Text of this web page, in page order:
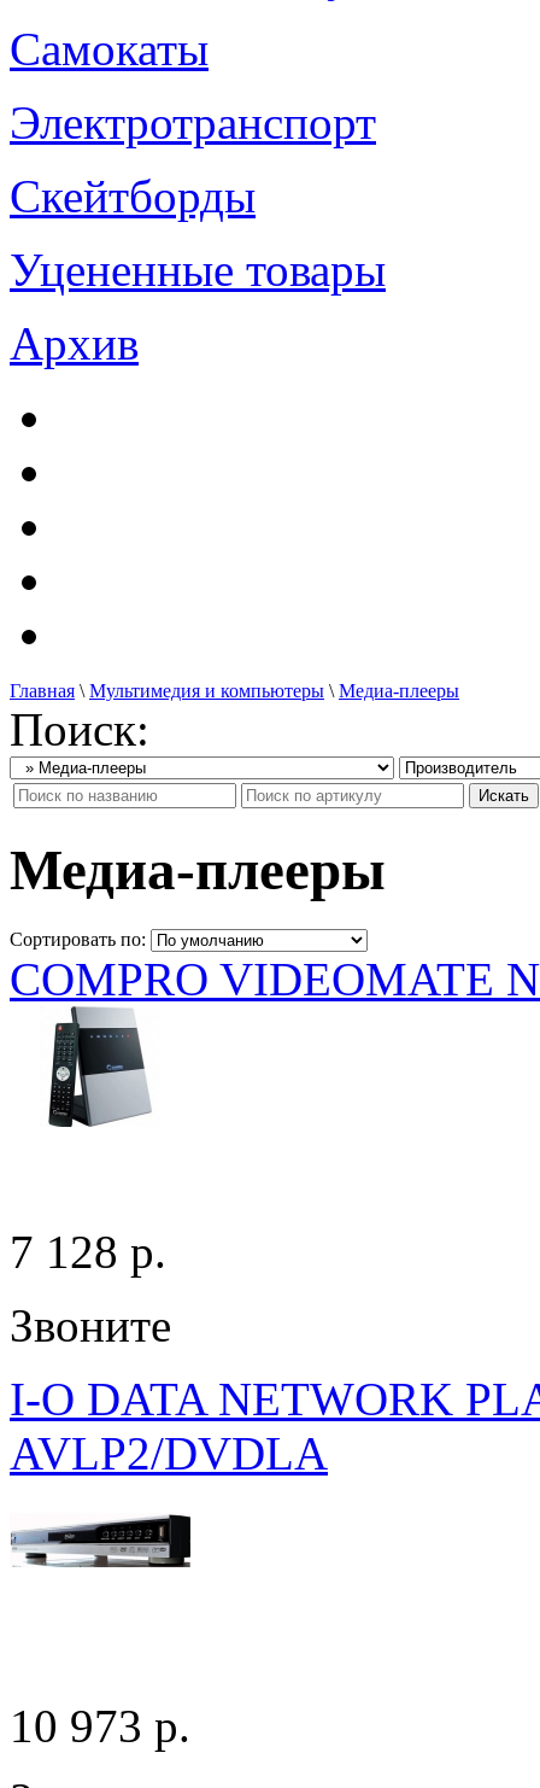
Самокаты
Электротранспорт
Скейтборды
Уцененные товары
Архив
Главная \ Мультимедия и компьютеры \ Медиа-плееры
Поиск:
Медиа-плееры
Сортировать по:
COMPRO VIDEOMATE
7 128 p.
Звоните
I-O DATA NETWORK
AVLP2/DVDLA
10 973 p.